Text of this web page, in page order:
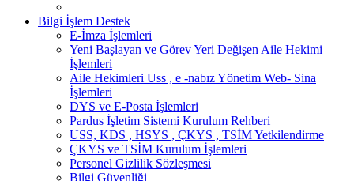
Bilgi İşlem Destek
E-İmza İşlemleri
Yeni Başlayan ve Görev Yeri Değişen Aile Hekimi
İşlemleri
Aile Hekimleri Uss , e -nabız Yönetim Web- Sina
İşlemleri
DYS ve E-Posta İşlemleri
Pardus İşletim Sistemi Kurulum Rehberi
USS, KDS , HSYS , ÇKYS , TSİM Yetkilendirme
ÇKYS ve TSİM Kurulum İşlemleri
Personel Gizlilik Sözleşmesi
Bilgi Güvenliği